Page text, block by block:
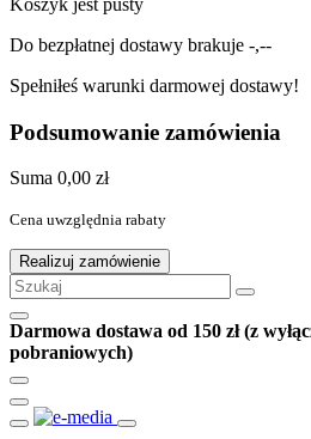
Koszyk jest pusty
Do bezpłatnej dostawy brakuje -,--
Spełniłeś warunki darmowej dostawy!
Podsumowanie zamówienia
Suma 0,00 zł
Cena uwzględnia rabaty
Realizuj zamówienie
Darmowa dostawa od 150 zł (z
pobraniowych)